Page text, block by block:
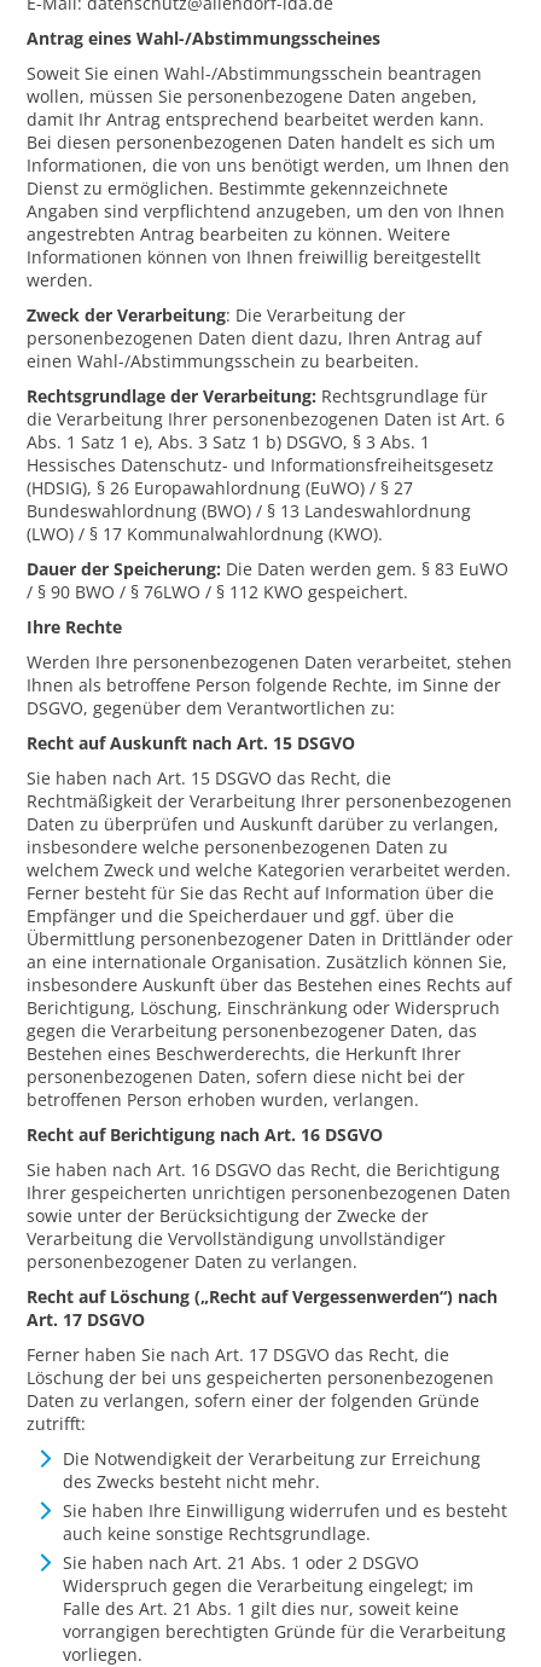
Antrag eines Wahl-/Abstimmungsscheines
Soweit Sie einen Wahl-/Abstimmungsschein beantragen
wollen, müssen Sie personenbezogene Daten angeben,
damit Ihr Antrag entsprechend bearbeitet werden kann.
Bei diesen personenbezogenen Daten handelt es sich um
Informationen, die von uns benötigt werden, um Ihnen den
Dienst zu ermöglichen. Bestimmte gekennzeichnete
Angaben sind verpflichtend anzugeben, um den von Ihnen
angestrebten Antrag bearbeiten zu können. Weitere
Informationen können von Ihnen freiwillig bereitgestellt
werden.
Zweck der Verarbeitung: Die Verarbeitung der
personenbezogenen Daten dient dazu, Ihren Antrag auf
einen Wahl-/Abstimmungsschein zu bearbeiten.
Rechtsgrundlage der Verarbeitung: Rechtsgrundlage für
die Verarbeitung Ihrer personenbezogenen Daten ist Art. 6
Abs. 1 Satz 1 e), Abs. 3 Satz 1 b) DSGVO, § 3 Abs. 1
Hessisches Datenschutz- und Informationsfreiheitsgesetz
(HDSIG), § 26 Europawahlordnung (EuWO) / § 27
Bundeswahlordnung (BWO) / § 13 Landeswahlordnung
(LWO) / § 17 Kommunalwahlordnung (KWO).
Dauer der Speicherung: Die Daten werden gem. § 83 EuWO
/ § 90 BWO / § 76LWO / § 112 KWO gespeichert.
Ihre Rechte
Werden Ihre personenbezogenen Daten verarbeitet, stehen
Ihnen als betroffene Person folgende Rechte, im Sinne der
DSGVO, gegenüber dem Verantwortlichen zu:
Recht auf Auskunft nach Art. 15 DSGVO
Sie haben nach Art. 15 DSGVO das Recht, die
Rechtmäßigkeit der Verarbeitung Ihrer personenbezogenen
Daten zu überprüfen und Auskunft darüber zu verlangen,
insbesondere welche personenbezogenen Daten zu
welchem Zweck und welche Kategorien verarbeitet werden.
Ferner besteht für Sie das Recht auf Information über die
Empfänger und die Speicherdauer und ggf. über die
Übermittlung personenbezogener Daten in Drittländer oder
an eine internationale Organisation. Zusätzlich können Sie,
insbesondere Auskunft über das Bestehen eines Rechts auf
Berichtigung, Löschung, Einschränkung oder Widerspruch
gegen die Verarbeitung personenbezogener Daten, das
Bestehen eines Beschwerderechts, die Herkunft Ihrer
personenbezogenen Daten, sofern diese nicht bei der
betroffenen Person erhoben wurden, verlangen.
Recht auf Berichtigung nach Art. 16 DSGVO
Sie haben nach Art. 16 DSGVO das Recht, die Berichtigung
Ihrer gespeicherten unrichtigen personenbezogenen Daten
sowie unter der Berücksichtigung der Zwecke der
Verarbeitung die Vervollständigung unvollständiger
personenbezogener Daten zu verlangen.
Recht auf Löschung („Recht auf Vergessenwerden“) nach
Art. 17 DSGVO
Ferner haben Sie nach Art. 17 DSGVO das Recht, die
Löschung der bei uns gespeicherten personenbezogenen
Daten zu verlangen, sofern einer der folgenden Gründe
zutrifft:
Die Notwendigkeit der Verarbeitung zur Erreichung
des Zwecks besteht nicht mehr.
Sie haben Ihre Einwilligung widerrufen und es besteht
auch keine sonstige Rechtsgrundlage.
Sie haben nach Art. 21 Abs. 1 oder 2 DSGVO
Widerspruch gegen die Verarbeitung eingelegt; im
Falle des Art. 21 Abs. 1 gilt dies nur, soweit keine
vorrangigen berechtigten Gründe für die Verarbeitung
vorliegen.